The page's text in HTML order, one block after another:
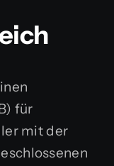
für
mit der